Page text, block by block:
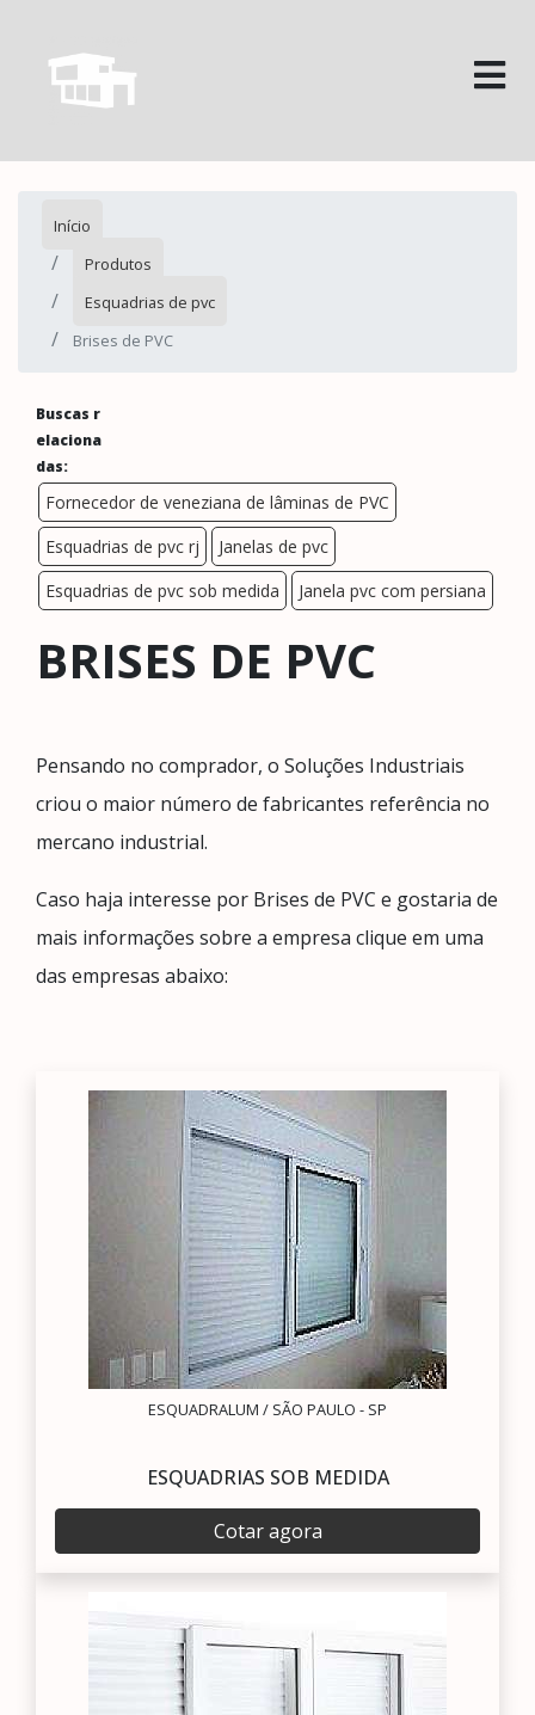
Início
Produtos
Esquadrias de pvc
Brises de PVC
Buscas r
elaciona
das:
Fornecedor de veneziana de lâminas de PVC
Esquadrias de pvc rj
Janelas de pvc
Esquadrias de pvc sob medida
Janela pvc com persiana
BRISES DE PVC
Pensando no comprador, o Soluções Industriais
criou o maior número de fabricantes referência no
mercano industrial.
Caso haja interesse por Brises de PVC e gostaria de
mais informações sobre a empresa clique em uma
das empresas abaixo:
ESQUADRALUM / SÃO PAULO - SP
ESQUADRIAS SOB MEDIDA
Cotar agora